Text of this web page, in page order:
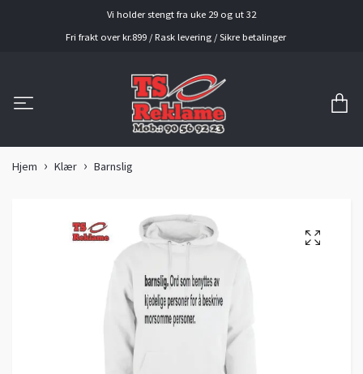
Vi holder stengt fra uke 29 og ut 32
Fri frakt over kr.899 / Rask levering / Sikre betalinger
Hjem Klær Barnslig